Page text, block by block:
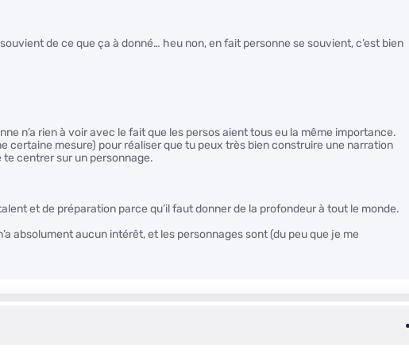
de ce que ça à donné… heu non, en fait personne se souvient, c’est bien
n’a rien à voir avec le fait que les persos aient tous eu la même importance.
certaine mesure) pour réaliser que tu peux très bien construire une narration
centrer sur un personnage.
et de préparation parce qu’il faut donner de la profondeur à tout le monde.
absolument aucun intérêt, et les personnages sont (du peu que je me